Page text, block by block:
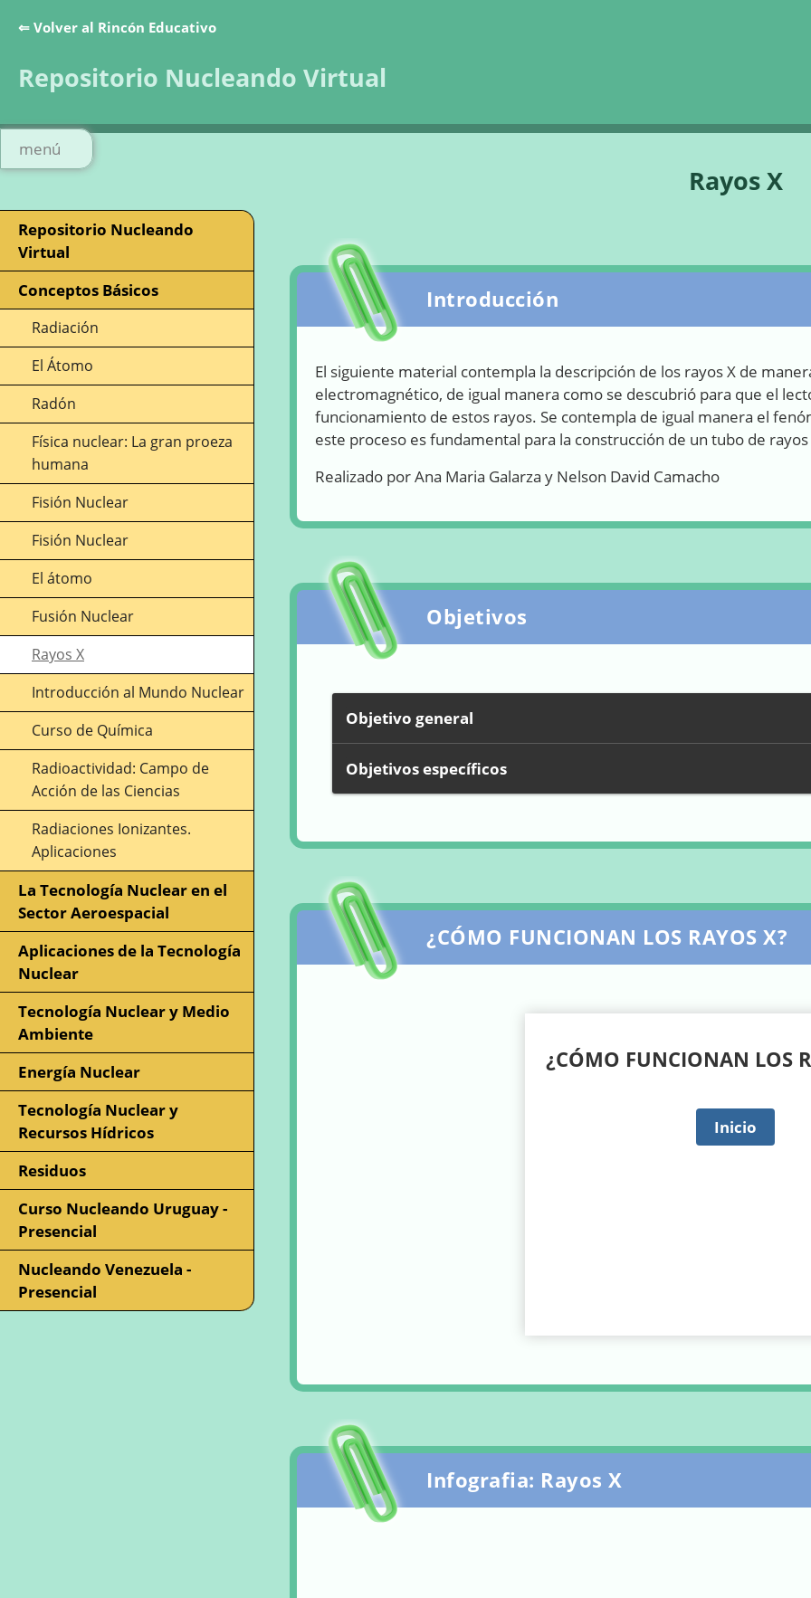
⇐ Volver al Rincón Educativo
Repositorio Nucleando Virtual
menú
Repositorio Nucleando
Virtual
Conceptos Básicos
Radiación
El Átomo
Radón
Física nuclear: La gran proeza
humana
Fisión Nuclear
Fisión Nuclear
El átomo
Fusión Nuclear
Rayos X
Introducción al Mundo Nuclear
Curso de Química
Radioactividad: Campo de
Acción de las Ciencias
Radiaciones Ionizantes.
Aplicaciones
La Tecnología Nuclear en el
Sector Aeroespacial
Aplicaciones de la Tecnología
Nuclear
Tecnología Nuclear y Medio
Ambiente
Energía Nuclear
Tecnología Nuclear y
Recursos Hídricos
Residuos
Curso Nucleando Uruguay -
Presencial
Nucleando Venezuela -
Presencial
Rayos X
Introducción
El siguiente material contempla la descripción de los rayos X de
electromagnético, de igual manera como se descubrió para que el
funcionamiento de estos rayos. Se contempla de igual manera el
este proceso es fundamental para la construcción de un tubo de rayos
Realizado por Ana Maria Galarza y Nelson David Camacho
Objetivos
Objetivo general
Objetivos específicos
¿CÓMO FUNCIONAN LOS RAYOS X?
¿CÓMO FUNCIONAN LOS
Inicio
Infografia: Rayos X